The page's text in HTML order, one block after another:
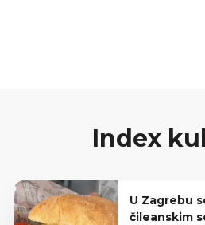
Index
U Zagrebu
čileanskim